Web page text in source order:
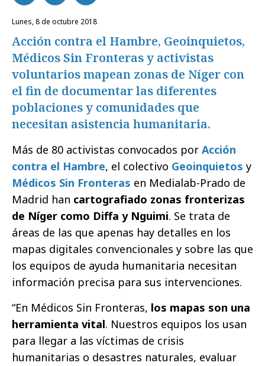
lunes, 8 de octubre 2018
Acción contra el Hambre, Geoinquietos,
Médicos Sin Fronteras y activistas
voluntarios mapean zonas de Níger con
el fin de documentar las diferentes
poblaciones y comunidades que
necesitan asistencia humanitaria.
Más de 80 activistas convocados por Acción
contra el Hambre, el colectivo Geoinquietos y
Médicos Sin Fronteras en Medialab-Prado de
Madrid han cartografiado zonas fronterizas
de Níger como Diffa y Nguimi. Se trata de
áreas de las que apenas hay detalles en los
mapas digitales convencionales y sobre las que
los equipos de ayuda humanitaria necesitan
información precisa para sus intervenciones.
“En Médicos Sin Fronteras, los mapas son una
herramienta vital. Nuestros equipos los usan
para llegar a las víctimas de crisis
humanitarias o desastres naturales, evaluar